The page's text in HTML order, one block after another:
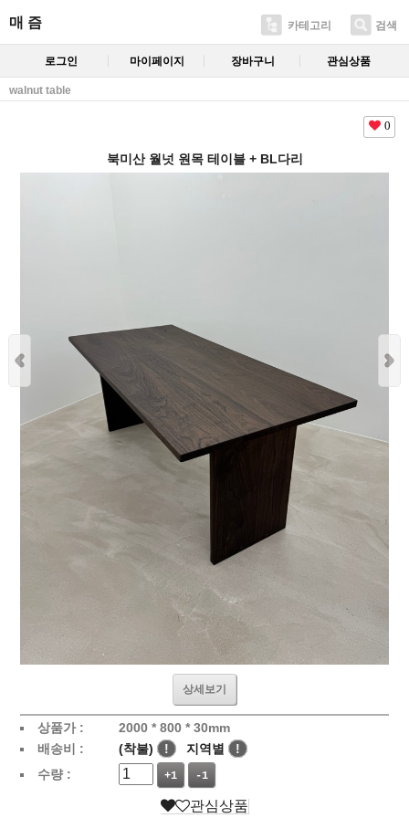
매 즘 카테고리 검색
로그인 마이페이지 장바구니 관심상품
walnut table
0
북미산 월넛 원목 테이블 + BL다리
상세보기
상품가 :
2000 * 800 * 30mm
배송비 :
(착불) ! 지역별
!
수량 :
+1 -1
관심상품